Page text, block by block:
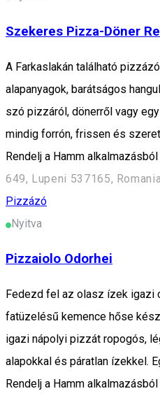
Szekeres Pizza-Döner
A Farkaslakán található
alapanyagok, barátságos
szó pizzáról, dönerről vagy
mindig forrón, frissen és
Rendelj a Hamm alkalmazásból
649, Lupeni 537165, Romania
Pizzázó
Nyitva
Pizzaiolo Odorhei
Fedezd fel az olasz ízek igazi
fatüzelésű kemence hőse
igazi nápolyi pizzát ropogós,
alapokkal és páratlan ízekkel.
Rendelj a Hamm alkalmazásból